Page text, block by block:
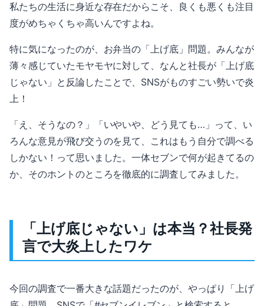
私たちの生活に身近な存在だからこそ、良くも悪くも注目
度がめちゃくちゃ高いんですよね。
特に気になったのが、お弁当の「上げ底」問題。みんなが
薄々感じていたモヤモヤに対して、なんと社長が「上げ底
じゃない」と反論したことで、SNSがものすごい勢いで炎
上！
「え、そうなの？」「いやいや、どう見ても…」って、い
ろんな意見が飛び交うのを見て、これはもう自分で調べる
しかない！って思いました。一体セブンで何が起きてるの
か、そのホントのところを徹底的に調査してみました。
「上げ底じゃない」は本当？社長発
言で大炎上したワケ
今回の調査で一番大きな話題だったのが、やっぱり「上げ